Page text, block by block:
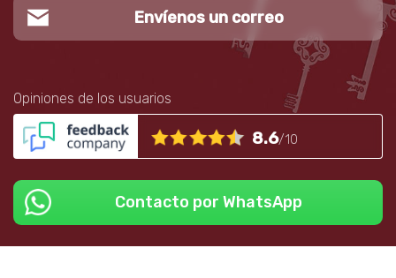
Envíenos un correo
Opiniones de los usuarios
8.6/10
Contacto por WhatsApp